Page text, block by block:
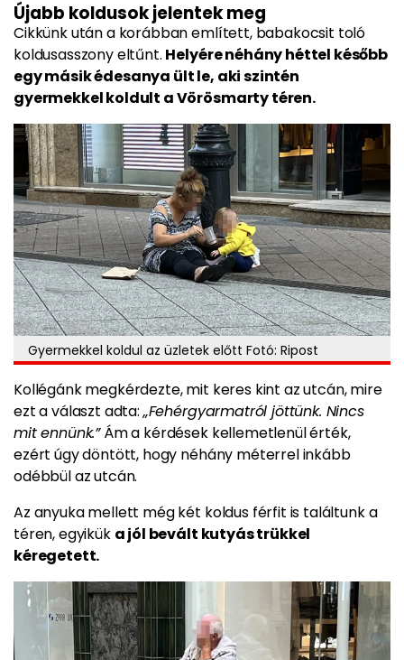
Újabb koldusok jelentek meg
Cikkünk után a korábban említett, babakocsit toló
koldusasszony eltűnt. Helyére néhány héttel később
egy másik édesanya ült le, aki szintén
gyermekkel koldult a Vörösmarty téren.
Gyermekkel koldul az üzletek előtt Fotó: Ripost
Kollégánk megkérdezte, mit keres kint az utcán, mire
ezt a választ adta:„Fehérgyarmatról jöttünk. Nincs
mit ennünk.”Ám a kérdések kellemetlenül érték,
ezért úgy döntött, hogy néhány méterrel inkább
odébbül az utcán.
Az anyuka mellett még két koldus férfit is találtunk a
téren, egyikük a jól bevált kutyás trükkel
kéregetett.